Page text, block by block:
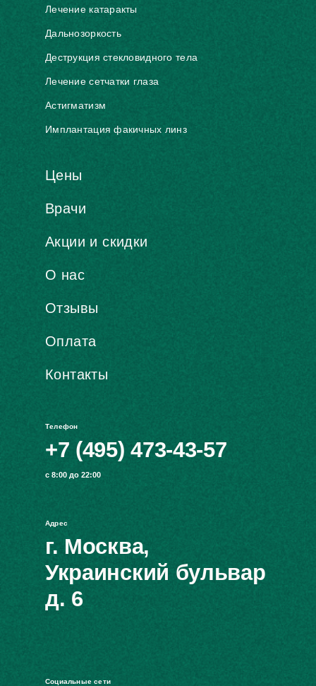
Телефон
+7 (495) 473-43-57
с 8:00 до 22:00
Адрес
г. Москва,
Украинский бульвар
д. 6
Лечение катаракты
Дальнозоркость
Деструкция стекловидного тела
Лечение сетчатки глаза
Астигматизм
Имплантация факичных линз
Цены
Врачи
Акции и скидки
О нас
Отзывы
Оплата
Контакты
Социальные сети